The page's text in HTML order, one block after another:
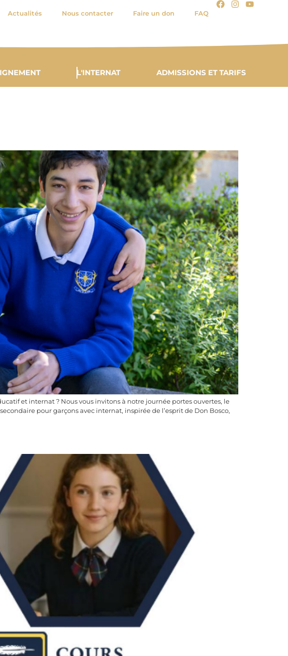
Actualités Nous contacter Faire un don FAQ
L'INTERNAT ADMISSIONS ET TARIFS
et internat ? Nous vous invitons à notre journée portes ouvertes, le
pour garçons avec internat, inspirée de l’esprit de Don Bosco,